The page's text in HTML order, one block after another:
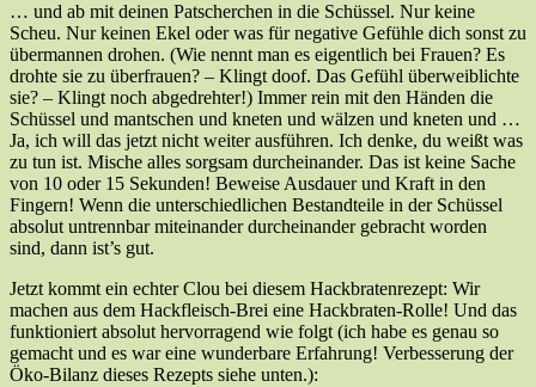
… und ab mit deinen Patscherchen in die Schüssel. Nur keine
Scheu. Nur keinen Ekel oder was für negative Gefühle dich sonst zu
übermannen drohen. (Wie nennt man es eigentlich bei Frauen? Es
drohte sie zu überfrauen? – Klingt doof. Das Gefühl überweiblichte
sie? – Klingt noch abgedrehter!) Immer rein mit den Händen die
Schüssel und mantschen und kneten und wälzen und kneten und …
Ja, ich will das jetzt nicht weiter ausführen. Ich denke, du weißt was
zu tun ist. Mische alles sorgsam durcheinander. Das ist keine Sache
von 10 oder 15 Sekunden! Beweise Ausdauer und Kraft in den
Fingern! Wenn die unterschiedlichen Bestandteile in der Schüssel
absolut untrennbar miteinander durcheinander gebracht worden
sind, dann ist’s gut.
Jetzt kommt ein echter Clou bei diesem Hackbratenrezept: Wir
machen aus dem Hackfleisch-Brei eine Hackbraten-Rolle! Und das
funktioniert absolut hervorragend wie folgt (ich habe es genau so
gemacht und es war eine wunderbare Erfahrung! Verbesserung der
Öko-Bilanz dieses Rezepts siehe unten.):